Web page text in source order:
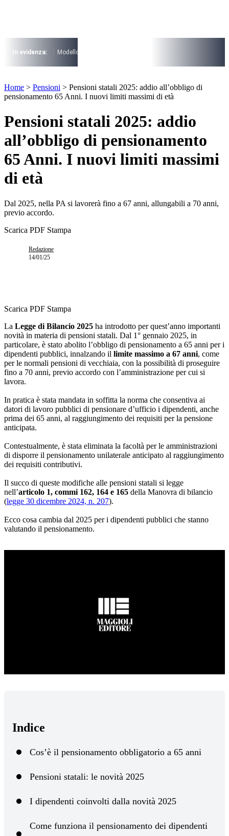
I più cercati
Lorem ipsum dolor sit amet consectetur
Lorem ipsum dolor sit amet consectetur
In evidenza: Modello 730
Lorem ipsum dolor sit amet consectetur
Home > Pensioni > Pensioni statali 2025: addio all’obbligo di
pensionamento 65 Anni. I nuovi limiti massimi di età
Pensioni statali 2025: addio
all’obbligo di pensionamento
65 Anni. I nuovi limiti massimi
di età
Dal 2025, nella PA si lavorerà fino a 67 anni, allungabili a 70 anni,
previo accordo.
Scarica PDF Stampa
Redazione
14/01/25
Scarica PDF Stampa
La Legge di Bilancio 2025 ha introdotto per quest’anno importanti
novità in materia di pensioni statali. Dal 1° gennaio 2025, in
particolare, è stato abolito l’obbligo di pensionamento a 65 anni per i
dipendenti pubblici, innalzando il limite massimo a 67 anni, come
per le normali pensioni di vecchiaia, con la possibilità di proseguire
fino a 70 anni, previo accordo con l’amministrazione per cui si
lavora.
In pratica è stata mandata in soffitta la norma che consentiva ai
datori di lavoro pubblici di pensionare d’ufficio i dipendenti, anche
prima dei 65 anni, al raggiungimento dei requisiti per la pensione
anticipata.
Contestualmente, è stata eliminata la facoltà per le amministrazioni
di disporre il pensionamento unilaterale anticipato al raggiungimento
dei requisiti contributivi.
Il succo di queste modifiche alle pensioni statali si legge
nell’articolo 1, commi 162, 164 e 165 della Manovra di bilancio
(legge 30 dicembre 2024, n. 207).
Ecco cosa cambia dal 2025 per i dipendenti pubblici che stanno
valutando il pensionamento.
66.22%
Indice
Cos’è il pensionamento obbligatorio a 65 anni
Pensioni statali: le novità 2025
I dipendenti coinvolti dalla novità 2025
Come funziona il pensionamento dei dipendenti